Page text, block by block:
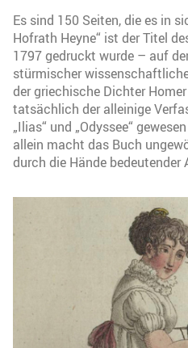
Es sind 150 Seiten, die es in
Hofrath Heyne“ ist der Titel
1797 gedruckt wurde – auf
stürmischer
der griechische Dichter
tatsächlich der alleinige
„Ilias“ und „Odyssee“
allein macht das Buch
durch die Hände bedeutender